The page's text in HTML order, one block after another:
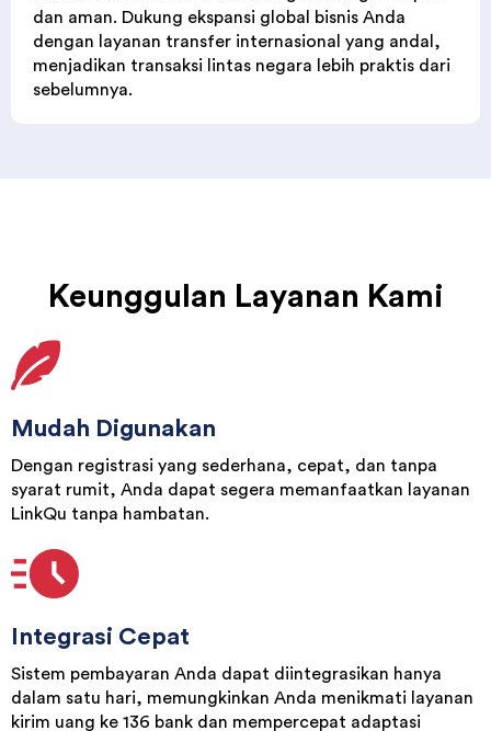
menjadikan transaksi lintas negara lebih praktis dari
sebelumnya.
Mudah Digunakan
syarat rumit, Anda dapat segera memanfaatkan layanan
LinkQu tanpa hambatan.
Integrasi Cepat
dalam satu hari, memungkinkan Anda menikmati layanan
kirim uang ke 136 bank dan mempercepat adaptasi
teknologi dalam bisnis Anda.